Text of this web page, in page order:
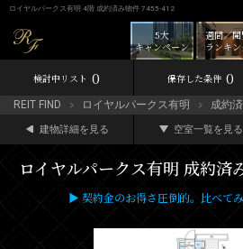
ロイヤルパークス有明 4階 成約済み物件 7455-412
週間／
ランキ
5大
キャンペーン
検討中リスト 0 保存した条件 0
REIT FIND ロイヤルパークス有明 成約
建物詳細を見る 空室一覧を見る
ロイヤルパークス有明 成約済
▶ 契約金のお得さ圧倒的。比べて